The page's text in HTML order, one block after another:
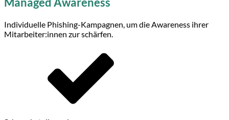
Individuelle Phishing-Kampagnen, um die Awareness ihrer
Mitarbeiter:innen zur schärfen.